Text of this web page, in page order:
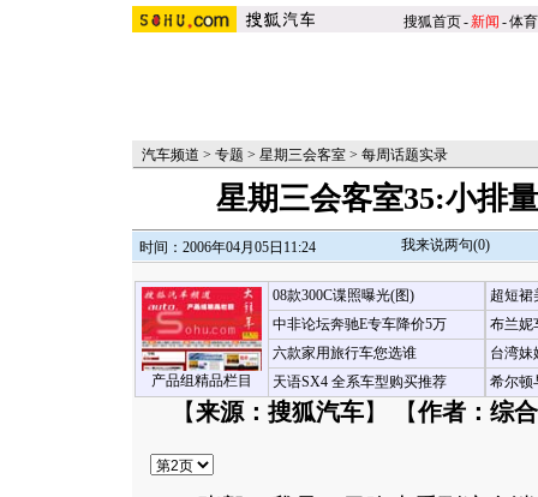
搜狐首页-新闻 -体育
汽车频道 > 专题 > 星期三会客室 > 每周话题实录
星期三会客室35:小排
时间：2006年04月05日11:24 我来说两句(0)
产品组精品栏目
08款300C谍照曝光(图)
中非论坛奔驰E专车降价5万
六款家用旅行车您选谁
天语SX4 全系车型购买推荐
超短裙
布兰妮
台湾妹
希尔顿
【来源：搜狐汽车】 【作者：综